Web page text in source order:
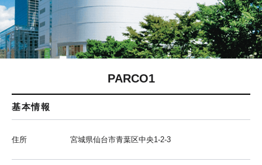
PARCO1
基本情報
住所 宮城県仙台市青葉区中央1-2-3